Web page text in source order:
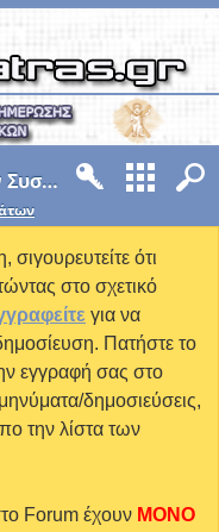
4o Σεμινάριο Μη Γραμμικών Συστημάτων
ότι
στο σχετικό
για να
Πατήστε το
εγγραφή σας στο
δημοσιεύσεις,
την λίστα των
Forum έχουν MONO